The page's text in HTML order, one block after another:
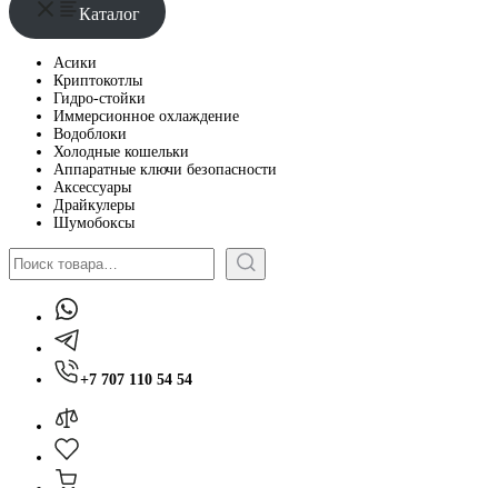
Каталог
Асики
Криптокотлы
Гидро-стойки
Иммерсионное охлаждение
Водоблоки
Холодные кошельки
Аппаратные ключи безопасности
Аксессуары
Драйкулеры
Шумобоксы
Поиск
+7 707 110 54 54